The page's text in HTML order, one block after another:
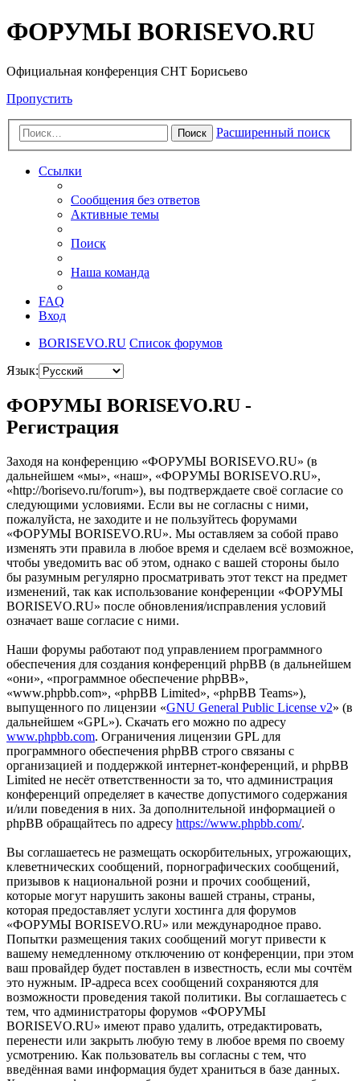
ФОРУМЫ BORISEVO.RU
Официальная конференция СНТ Борисьево
Пропустить
Поиск Расширенный поиск
Ссылки
Сообщения без ответов
Активные темы
Поиск
Наша команда
FAQ
Вход
BORISEVO.RU Список форумов
Язык:
ФОРУМЫ BORISEVO.RU -
Регистрация
Заходя на конференцию «ФОРУМЫ BORISEVO.RU» (в
дальнейшем «мы», «наш», «ФОРУМЫ BORISEVO.RU»,
«http://borisevo.ru/forum»), вы подтверждаете своё согласие со
следующими условиями. Если вы не согласны с ними,
пожалуйста, не заходите и не пользуйтесь форумами
«ФОРУМЫ BORISEVO.RU». Мы оставляем за собой право
изменять эти правила в любое время и сделаем всё возможное,
чтобы уведомить вас об этом, однако с вашей стороны было
бы разумным регулярно просматривать этот текст на предмет
изменений, так как использование конференции «ФОРУМЫ
BORISEVO.RU» после обновления/исправления условий
означает ваше согласие с ними.
Наши форумы работают под управлением программного
обеспечения для создания конференций phpBB (в дальнейшем
«они», «программное обеспечение phpBB»,
«www.phpbb.com», «phpBB Limited», «phpBB Teams»),
выпущенного по лицензии «GNU General Public License v2» (в
дальнейшем «GPL»). Скачать его можно по адресу
www.phpbb.com. Ограничения лицензии GPL для
программного обеспечения phpBB строго связаны с
организацией и поддержкой интернет-конференций, и phpBB
Limited не несёт ответственности за то, что администрация
конференций определяет в качестве допустимого содержания
и/или поведения в них. За дополнительной информацией о
phpBB обращайтесь по адресу https://www.phpbb.com/.
Вы соглашаетесь не размещать оскорбительных, угрожающих,
клеветнических сообщений, порнографических сообщений,
призывов к национальной розни и прочих сообщений,
которые могут нарушить законы вашей страны, страны,
которая предоставляет услуги хостинга для форумов
«ФОРУМЫ BORISEVO.RU» или международное право.
Попытки размещения таких сообщений могут привести к
вашему немедленному отключению от конференции, при этом
ваш провайдер будет поставлен в известность, если мы сочтём
это нужным. IP-адреса всех сообщений сохраняются для
возможности проведения такой политики. Вы соглашаетесь с
тем, что администраторы форумов «ФОРУМЫ
BORISEVO.RU» имеют право удалить, отредактировать,
перенести или закрыть любую тему в любое время по своему
усмотрению. Как пользователь вы согласны с тем, что
введённая вами информация будет храниться в базе данных.